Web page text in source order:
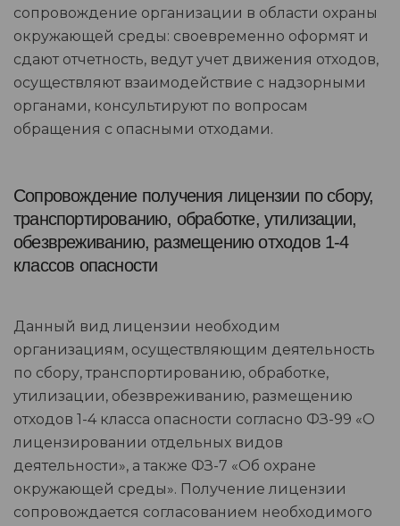
сопровождение организации в области охраны
окружающей среды: своевременно оформят и
сдают отчетность, ведут учет движения отходов,
осуществляют взаимодействие с надзорными
органами, консультируют по вопросам
обращения с опасными отходами.
Сопровождение получения лицензии по сбору,
транспортированию, обработке, утилизации,
обезвреживанию, размещению отходов 1-4
классов опасности
Данный вид лицензии необходим
организациям, осуществляющим деятельность
по сбору, транспортированию, обработке,
утилизации, обезвреживанию, размещению
отходов 1-4 класса опасности согласно ФЗ-99 «О
лицензировании отдельных видов
деятельности», а также ФЗ-7 «Об охране
окружающей среды». Получение лицензии
сопровождается согласованием необходимого